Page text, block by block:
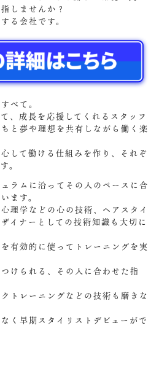
しませんか？
る会社です。
べて。
、成長を応援してくれるスタッフ
と夢や理想を共有しながら働く楽
して働ける仕組みを作り、それぞ
。
ラムに沿ってその人のペースに合
ます。
理学などの心の技術、ヘアスタイ
イナーとしての技術知識も大切に
有効的に使ってトレーニングを実
けられる、その人に合わせた指
トレーニングなどの技術も磨きな
く早期スタイリストデビューがで